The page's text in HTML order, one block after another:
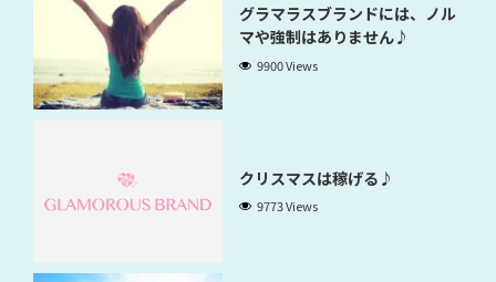
グラマラスブランドには、ノル
マや強制はありません♪
9900 Views
クリスマスは稼げる♪
9773 Views